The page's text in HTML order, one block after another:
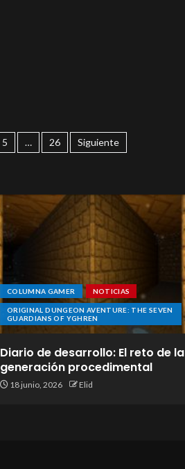
5 … 26 Siguiente
COLUMNA GAMER NOTICIAS
ORIGINAL DUNGEON AVENTURE: THE SEVEN
GUARDIANS OF YGHREN
Diario de desarrollo: El reto de la
generación procedimental
18 junio, 2026 Elid